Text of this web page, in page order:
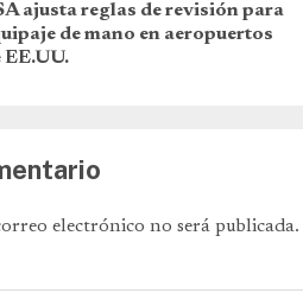
ajusta reglas de revisión para
de mano en aeropuertos
EE.UU.
electrónico no será publicada.